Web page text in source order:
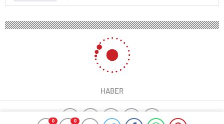
0 0
HABER